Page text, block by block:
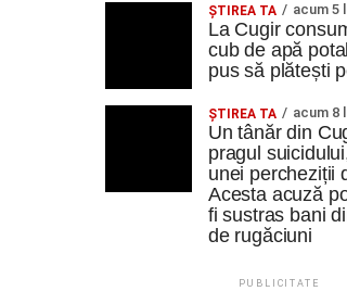
ȘTIREA TA acum 5
La Cugir
cub de apă
pus să plătești
ȘTIREA TA acum 8
Un tânăr din
pragul
unei percheziții
Acesta acuză
fi sustras bani
de rugăciuni
PUBLICITATE